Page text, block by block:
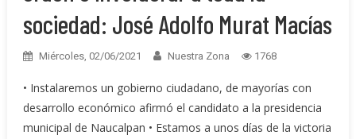
sociedad: José Adolfo Murat Macías
Miércoles, 02/06/2021 Nuestra Zona 1768
• Instalaremos un gobierno ciudadano, de mayorías con
desarrollo económico afirmó el candidato a la presidencia
municipal de Naucalpan • Estamos a unos días de la victoria